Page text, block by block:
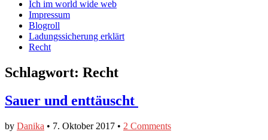
Ich im world wide web
Impressum
Blogroll
Ladungssicherung erklärt
Recht
Schlagwort: Recht
Sauer und enttäuscht
by Danika • 7. Oktober 2017 • 2 Comments